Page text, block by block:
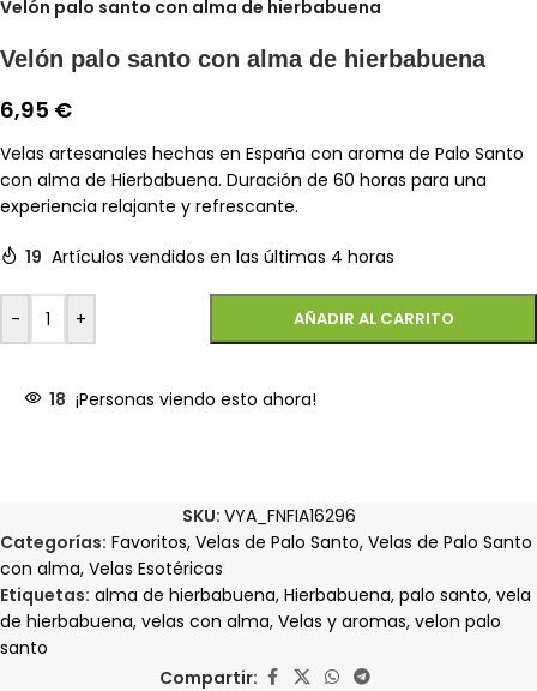
Velón palo santo con alma de hierbabuena
Velón palo santo con alma de hierbabuena
6,95 €
Velas artesanales hechas en España con aroma de Palo Santo
con alma de Hierbabuena. Duración de 60 horas para una
experiencia relajante y refrescante.
19 Artículos vendidos en las últimas 4 horas
- + AÑADIR AL CARRITO
18 ¡Personas viendo esto ahora!
SKU: VYA_FNFIA16296
Categorías: Favoritos, Velas de Palo Santo, Velas de Palo Santo
con alma, Velas Esotéricas
Etiquetas: alma de hierbabuena, Hierbabuena, palo santo, vela
de hierbabuena, velas con alma, Velas y aromas, velon palo
santo
Compartir: